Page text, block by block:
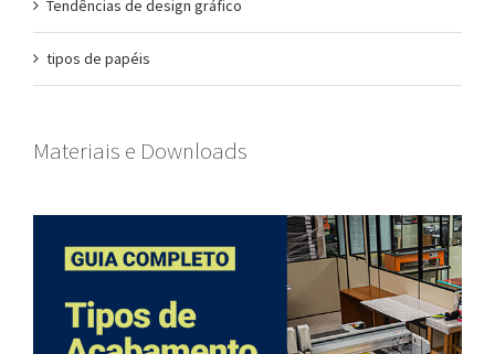
Tendências de design gráfico
tipos de papéis
Materiais e Downloads